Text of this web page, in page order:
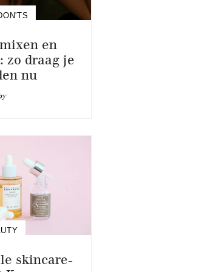
en
zo draag je
nu
skincare-